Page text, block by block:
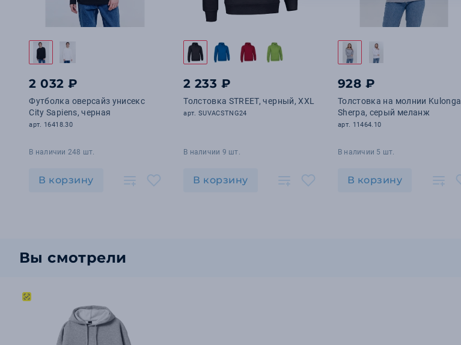
2 032 ₽
Футболка оверсайз унисекс
City Sapiens, черная
арт. 16418.30
В наличии 248 шт.
В корзину
2 233 ₽
Толстовка STREET, черный, ХХL
арт. SUVACSTNG24
В наличии 9 шт.
В корзину
928 ₽
Толстовка на молнии Kulonga
Sherpa, серый меланж
арт. 11464.10
В наличии 5 шт.
В корзину
Вы смотрели